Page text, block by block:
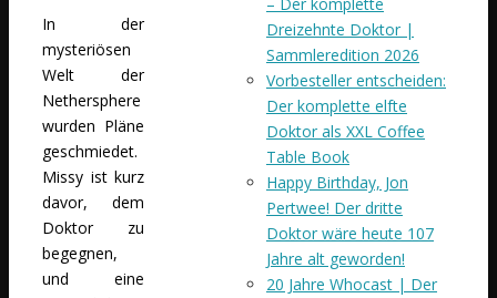
In der
mysteriösen
Welt der
Nethersphere
wurden Pläne
geschmiedet.
Missy ist kurz
davor, dem
Doktor zu
begegnen,
und eine
Dreizehnte Doktor |
Sammleredition 2026
Vorbesteller entscheiden:
Der komplette elfte
Doktor als XXL Coffee
Table Book
Happy Birthday, Jon
Pertwee! Der dritte
Doktor wäre heute 107
Jahre alt geworden!
20 Jahre Whocast | Der